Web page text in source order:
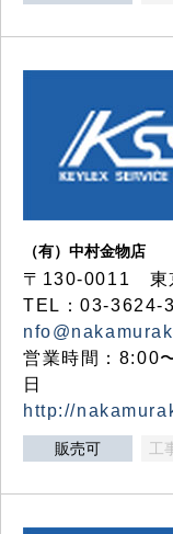
（有）中村金物店
〒130-0011 東
TEL：03-3624-
営業時間：8:00
日
http://
販売可 工